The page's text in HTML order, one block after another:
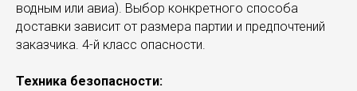
водным или авиа). Выбор конкретного способа
доставки зависит от размера партии и предпочтений
заказчика. 4-й класс опасности.
Техника безопасности: